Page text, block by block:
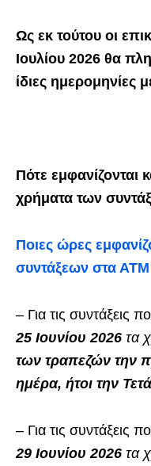
Ως εκ τούτου οι
Ιουλίου 2026 θα
ίδιες ημερομηνίες
Πότε εμφανίζονται
χρήματα των
Ποιες ώρες
συντάξεων στα
– Για τις συντάξεις
25 Ιουνίου 2026 τα
των τραπεζών την
ημέρα, ήτοι την
– Για τις συντάξεις
29 Ιουνίου 2026 τα